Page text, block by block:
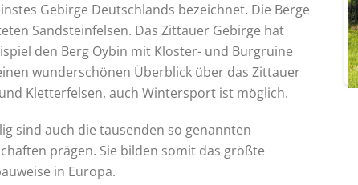
Gebirge Deutschlands bezeichnet. Die Berge
Sandsteinfelsen. Das Zittauer Gebirge hat
den Berg Oybin mit Kloster- und Burgruine
wunderschönen Überblick über das Zittauer
Kletterfelsen, auch Wintersport ist möglich.
sind auch die tausenden so genannten
prägen. Sie bilden somit das größte
in Europa.